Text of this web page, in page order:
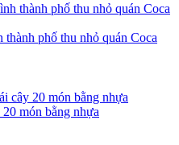
phố thu nhỏ quán Coca
món bằng nhựa